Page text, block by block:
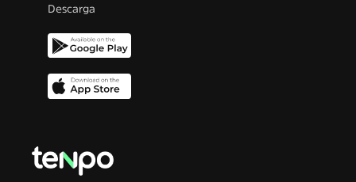
Descarga